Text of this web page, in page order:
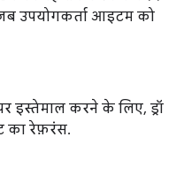
उपयोगकर्ता आइटम को
करने के लिए, ड्रॉ
का रेफ़रंस.